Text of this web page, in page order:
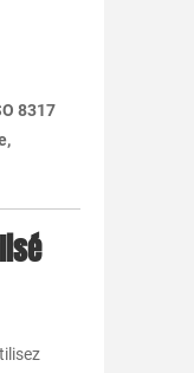
8317